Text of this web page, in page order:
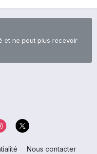
et ne peut plus recevoir
Nous contacter